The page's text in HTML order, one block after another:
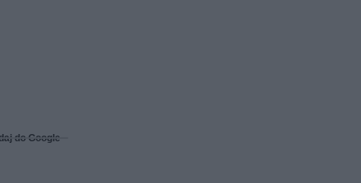
do Google